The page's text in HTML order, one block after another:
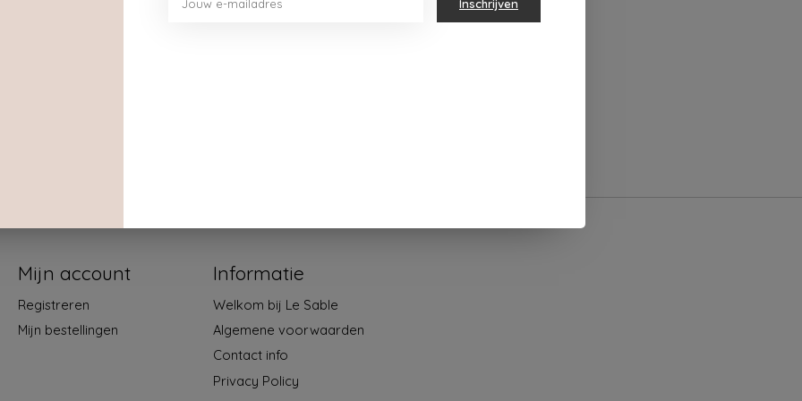
Mijn account
Registreren
Mijn bestellingen
Informatie
Welkom bij Le Sable
Algemene voorwaarden
Contact info
Privacy Policy
Inschrijven